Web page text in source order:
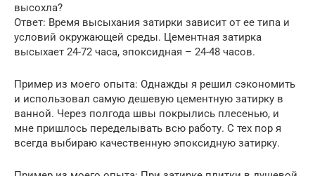
высохла?
Ответ: Время высыхания затирки зависит от ее типа и
условий окружающей среды. Цементная затирка
высыхает 24-72 часа, эпоксидная – 24-48 часов.
Пример из моего опыта: Однажды я решил сэкономить
и использовал самую дешевую цементную затирку в
ванной. Через полгода швы покрылись плесенью, и
мне пришлось переделывать всю работу. С тех пор я
всегда выбираю качественную эпоксидную затирку.